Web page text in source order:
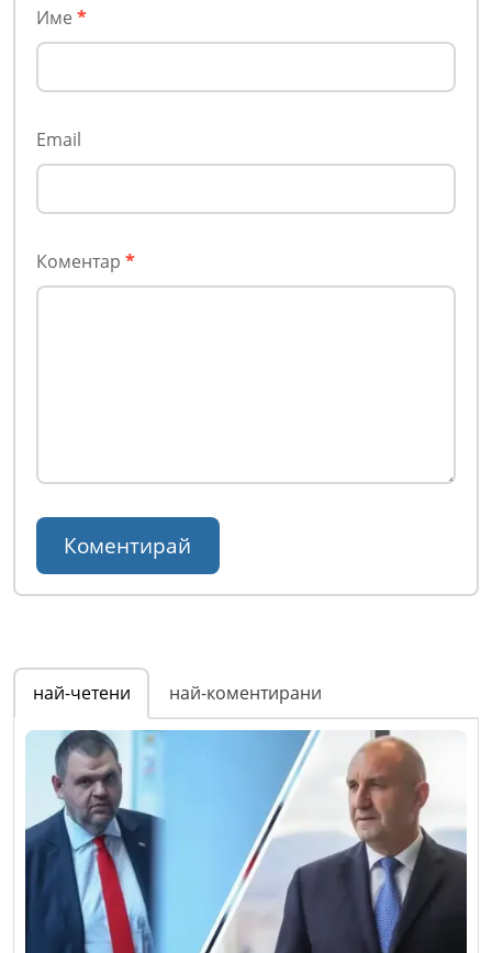
Име *
Email
Коментар *
най-четени най-коментирани